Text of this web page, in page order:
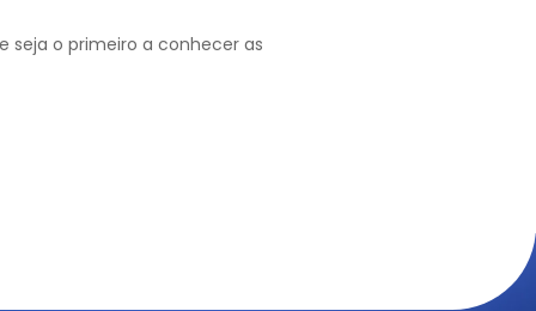
seja o primeiro a conhecer as